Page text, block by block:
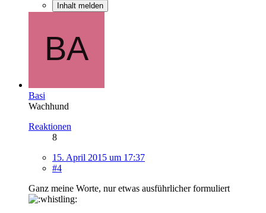
Inhalt melden
Basi
Wachhund
Reaktionen
8
15. April 2015 um 17:37
#4
Ganz meine Worte, nur etwas ausführlicher formuliert